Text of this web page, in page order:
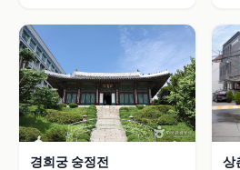
경희궁 숭정전 상